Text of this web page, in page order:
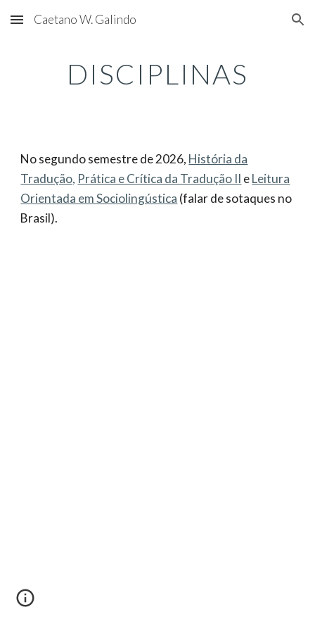
Skip to main content Skip to navigation
Caetano W. Galindo
DISCIPLINAS
No segundo semestre de 2026, História da
Tradução, Prática e Crítica da Tradução II eLeitura
Orientada em Sociolingústica (falar de sotaques no
Brasil).